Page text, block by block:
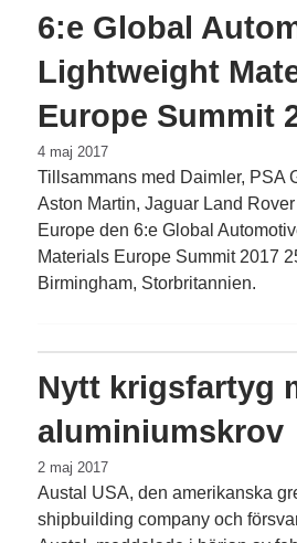
6:e Global
Lightweight
Europe Summit
4 maj 2017
Tillsammans med Daimler, PSA
Aston Martin, Jaguar Land
Europe den 6:e Glob­al
Materials ­Europe Summit 2017
Birmingham, Storbritannien.
Nytt krigsfartyg
aluminiumskrov
2 maj 2017
Austal USA, den amerikanska
shipbuilding company och